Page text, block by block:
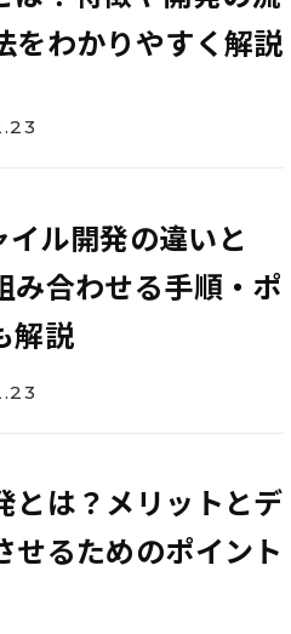
をわかりやすく解説
ル開発の違いと
み合わせる手順・ポ
解説
とは？メリットとデ
せるためのポイント